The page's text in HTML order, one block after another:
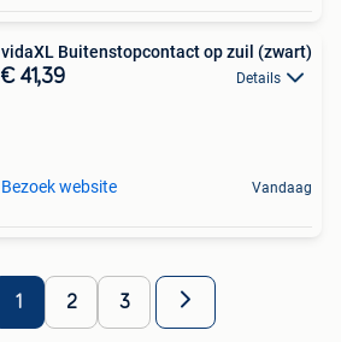
vidaXL Buitenstopcontact op zuil (zwart)
€ 41,39 Details
Bezoek website Vandaag
1 2 3